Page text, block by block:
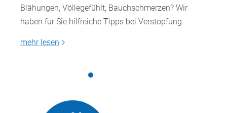
Blähungen, Völlegefühlt, Bauchschmerzen? Wir
haben für Sie hilfreiche Tipps bei Verstopfung.
mehr lesen